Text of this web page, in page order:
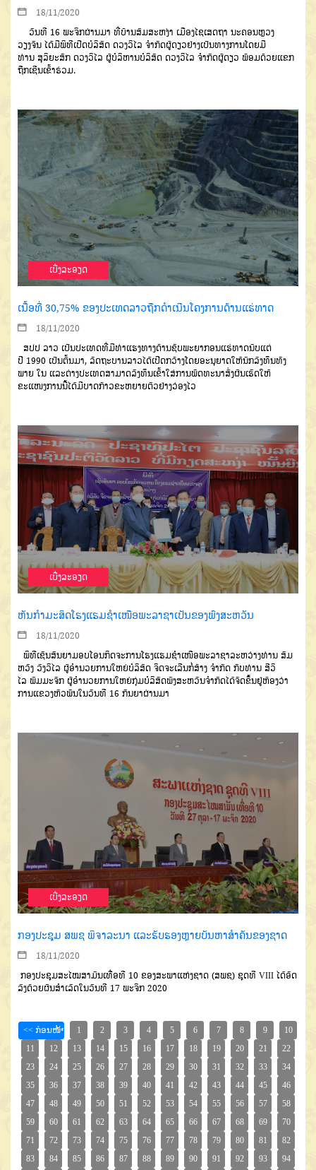
18/11/2020
ວັນທີ 16 ພະຈິກຜ່ານມາ ທີ່ບ້ານສົມສະຫງ່າ ເມືອງໄຊເສດຖາ ນະຄອນຫຼວງ
ວຽງຈັນ ໄດ້ມີພິທີເປີດບໍລິສັດ ດວງວິໄລ ຈຳກັດຜູ້ດຽວຢ່າງເປັນທາງການໂດຍມີ
ທ່ານ ສຸລິຍະສັກ ດວງວິໄລ ຜູ້ບໍລິຫານບໍລິສັດ ດວງວິໄລ ຈຳກັດຜູ້ດຽວ ພ້ອມດ້ວຍແຂກ
ຖືກເຊີນເຂົ້າຮ່ວມ.
ເບີ່ງລະອຽດ
ເນື້ອທີ່ 30,75% ຂອງປະເທດລາວຖືກດຳເນີນໂຄງການດ້ານແຮ່ທາດ
18/11/2020
ສປປ ລາວ ເປັນປະເທດທີ່ມີທ່າແຮງທາງດ້ານຊັບພະຍາກອນແຮ່ທາດນັບແຕ່
ປີ 1990 ເປັນຕົ້ນມາ, ລັດຖະບານລາວໄດ້ເປີດກວ້າງໂດຍອະນຸຍາດໃຫ້ນັກລົງທຶນທັງ
ພາຍ ໃນ ແລະຕ່າງປະເທດສາມາດລົງທຶນເຂົ້າໃສ່ການພັດທະນາສົ່ງຜົນເຮັດໃຫ້
ຂະແໜງການນີ້ໄດ້ມີບາດກ້າວຂະຫຍາຍຕົວຢ່າງວ່ອງໄວ
ເບີ່ງລະອຽດ
ຫັນກຳມະສິດໂຮງແຮມຊຳເໜືອພະລາຊາເປັນຂອງພົງສະຫວັນ
18/11/2020
ພິທີເຊັນສັນຍາມອບໂອນກິດຈະການໂຮງແຮມຊຳເໜືອພະລາຊາລະຫວ່າງທ່ານ ສົມ
ຫວັງ ວົງວິໄລ ຜູ້ອຳນວຍການໃຫຍ່ບໍລິສັດ ຈິດຈະເລີນກໍ່ສ້າງ ຈຳກັດ ກັບທ່ານ ສີວິ
ໄລ ພົມມະຈັກ ຜູ້ອຳນວຍການໃຫຍ່ກຸ່ມບໍລິສັດພົງສະຫວັນຈຳກັດໄດ້ຈັດຂຶ້ນຢູ່ຫ້ອງວ່າ
ການແຂວງຫົວພັນໃນວັນທີ 16 ກັນຍາຜ່ານມາ
ເບີ່ງລະອຽດ
ກອງປະຊຸມ ສພຊ ພິຈາລະນາ ແລະຮັບຮອງຫຼາຍບັນຫາສຳຄັນຂອງຊາດ
18/11/2020
ກອງປະຊຸມສະໄໝສາມັນເທື່ອທ 10 ຂອງສະພາແຫ່ງຊາດ (ສພຊ) ຊຸດທີ VIII ໄດ້ອັດ
ລົງດ້ວຍຜົນສຳເລັດໃນວັນທີ 17 ພະຈິກ 2020